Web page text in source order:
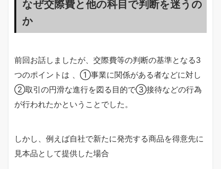
なぜ交際費と他の科目で判断を迷うの
か
前回お話しましたが、交際費等の判断の基準となる3
つのポイントは 、①事業に関係がある者などに対し
②取引の円滑な進行を図る目的で③接待などの行為
が行われたかということでした。
しかし、例えば自社で新たに発売する商品を得意先に
見本品として提供した場合